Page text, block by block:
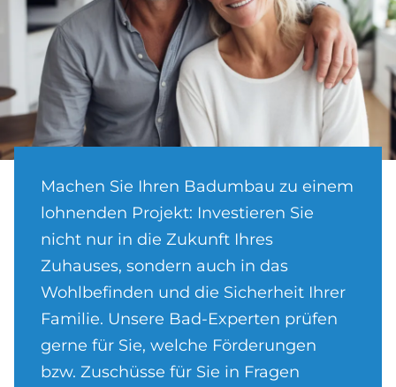
Machen Sie Ihren Badumbau zu einem
lohnenden Projekt: Investieren Sie
nicht nur in die Zukunft Ihres
Zuhauses, sondern auch in das
Wohlbefinden und die Sicherheit Ihrer
Familie. Unsere Bad-Experten prüfen
gerne für Sie, welche Förderungen
bzw. Zuschüsse für Sie in Fragen